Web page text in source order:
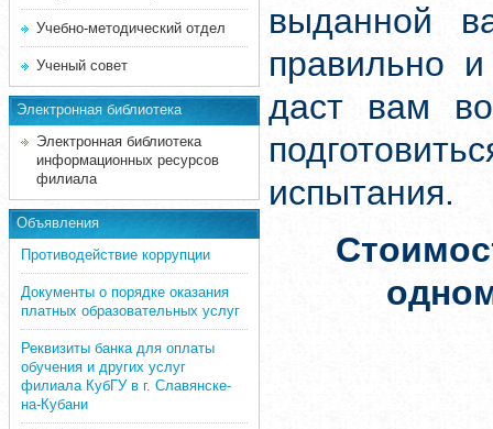
Учебно-методический отдел
Ученый совет
Электронная библиотека
Электронная библиотека
информационных ресурсов
филиала
Объявления
Противодействие коррупции
Документы о порядке оказания
платных образовательных услуг
Реквизиты банка для оплаты
обучения и других услуг
филиала КубГУ в г. Славянске-
на-Кубани
выданной
правильно
даст вам
испытания.